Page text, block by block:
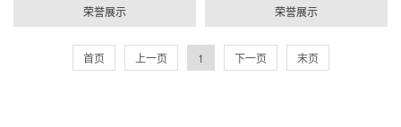
荣誉展示 荣誉展示
首页 上一页 1 下一页 末页